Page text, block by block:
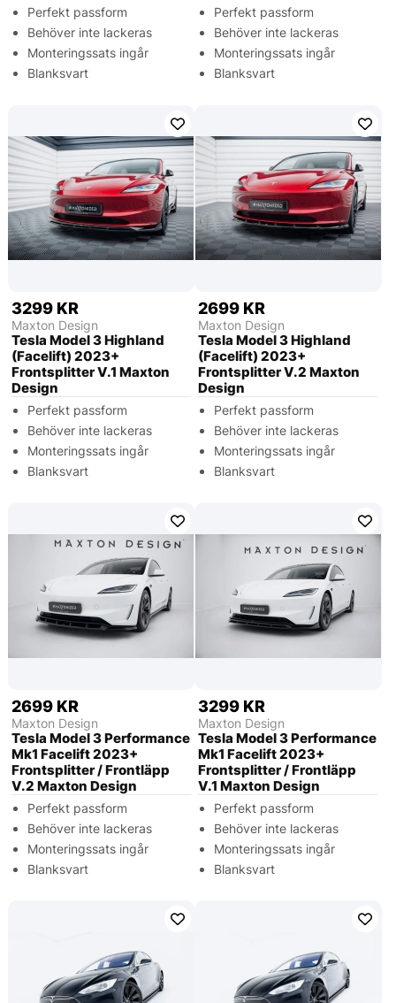
Perfekt passform
Behöver inte lackeras
Monteringssats ingår
Blanksvart
Perfekt passform
Behöver inte lackeras
Monteringssats ingår
Blanksvart
3299 KR
Maxton Design
Tesla Model 3 Highland
(Facelift) 2023+
Frontsplitter V.1 Maxton
Design
Perfekt passform
Behöver inte lackeras
Monteringssats ingår
Blanksvart
2699 KR
Maxton Design
Tesla Model 3 Highland
(Facelift) 2023+
Frontsplitter V.2 Maxton
Design
Perfekt passform
Behöver inte lackeras
Monteringssats ingår
Blanksvart
2699 KR
Maxton Design
Tesla Model 3 Performance
Mk1 Facelift 2023+
Frontsplitter / Frontläpp
V.2 Maxton Design
Perfekt passform
Behöver inte lackeras
Monteringssats ingår
Blanksvart
3299 KR
Maxton Design
Tesla Model 3 Performance
Mk1 Facelift 2023+
Frontsplitter / Frontläpp
V.1 Maxton Design
Perfekt passform
Behöver inte lackeras
Monteringssats ingår
Blanksvart